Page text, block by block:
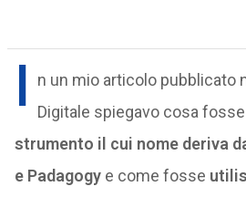
I
n un mio articolo pubblicato
Digitale spiegavo cosa fosse
strumento il cui nome deriva
e Padagogye come fosse